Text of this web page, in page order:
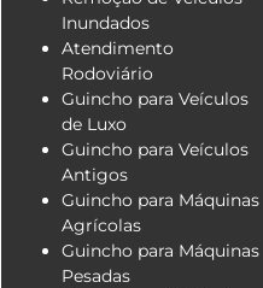
Inundados
Atendimento
Rodoviário
Guincho para Veículos
de Luxo
Guincho para Veículos
Antigos
Guincho para Máquinas
Agrícolas
Guincho para Máquinas
Pesadas